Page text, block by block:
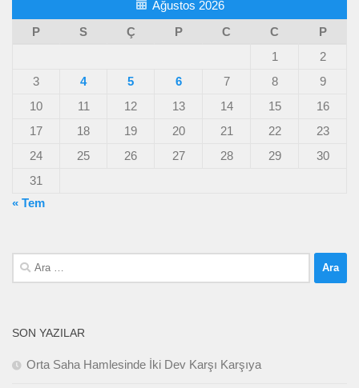
Ağustos 2026
P
S Ç P C C
P
1
2
3
4 5 6 7 8
9
10
11 12 13 14 15
16
17
18 19 20 21 22
23
24
25 26 27 28 29
30
31
« Tem
Arama:
SON YAZILAR
Orta Saha Hamlesinde İki Dev Karşı Karşıya